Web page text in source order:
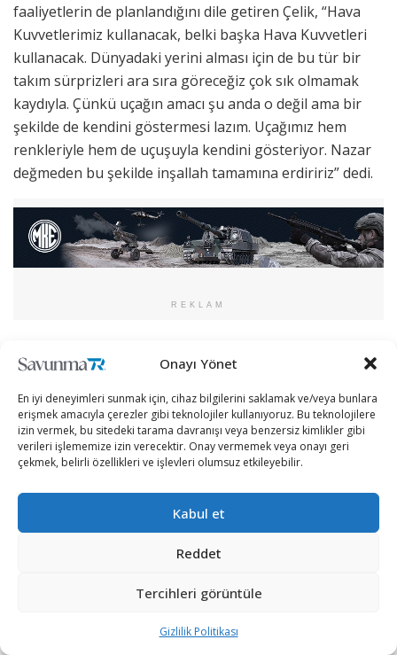
Onayı Yönet
En iyi deneyimleri sunmak için, cihaz bilgilerini saklamak ve/veya bunlara
erişmek amacıyla çerezler gibi teknolojiler kullanıyoruz. Bu teknolojilere
izin vermek, bu sitedeki tarama davranışı veya benzersiz kimlikler gibi
verileri işlememize izin verecektir. Onay vermemek veya onayı geri
çekmek, belirli özellikleri ve işlevleri olumsuz etkileyebilir.
Kabul et
Reddet
Tercihleri görüntüle
Gizlilik Politikası
faaliyetlerin de planlandığını dile getiren Çelik, “Hava
Kuvvetlerimiz kullanacak, belki başka Hava Kuvvetleri
kullanacak. Dünyadaki yerini alması için de bu tür bir
takım sürprizleri ara sıra göreceğiz çok sık olmamak
kaydıyla. Çünkü uçağın amacı şu anda o değil ama bir
şekilde de kendini göstermesi lazım. Uçağımız hem
renkleriyle hem de uçuşuyla kendini gösteriyor. Nazar
değmeden bu şekilde inşallah tamamına erdiririz” dedi.
REKLAM
Havacılık Uzay Sanayii tarafından geliştirilen HÜRJET’in
Türk Yıldızları ile birlikte yaptığı uçuşu 1 ay öncesinden
planlamaya başladıklarını söyledi.
Uçuşu daha önceki bir tarihte yapmayı planladıklarını
TEKNOFEST’te mümkün olması dolayısıyla bu fırsatı
değerlendirdiklerini anlatan Çelik, şöyle konuştu:
“Hava Kuvvetlerinin müsaadesiyle onlarla güzel bir uçuş
planlaması yaptık. Zaten onlar bu işin piri, sürekli
yapıyorlar ve çok da güzel yapıyorlar. Çok güzel bir
takımlar. Planlama doğrultusunda tedbirlerimizi aldık,